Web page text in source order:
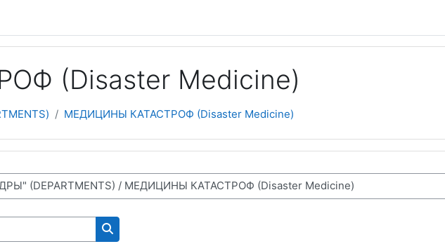
(Disaster Medicine)
МЕДИЦИНЫ КАТАСТРОФ (Disaster Medicine)
Поиск курса